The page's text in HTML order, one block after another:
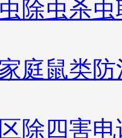
除虫杀
庭鼠类
除四害